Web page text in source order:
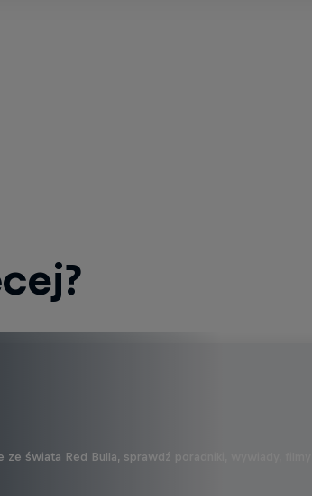
świata Red Bulla, sprawdź poradniki, wywiady, filmy